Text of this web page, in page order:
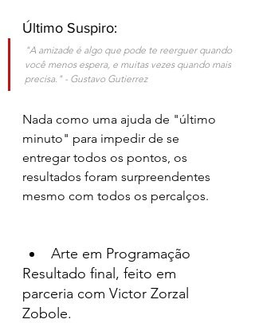
Último Suspiro:
"A amizade é algo que pode te reerguer quando
você menos espera, e muitas vezes quando mais
precisa." - Gustavo Gutierrez
Nada como uma ajuda de "último
minuto" para impedir de se
entregar todos os pontos, os
resultados foram surpreendentes
mesmo com todos os percalços.
Arte em Programação
Resultado final, feito em
parceria com Victor Zorzal
Zobole.